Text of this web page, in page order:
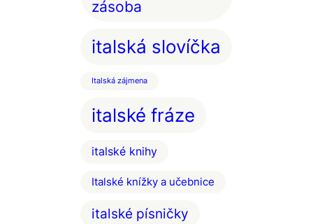
zásoba
italská slovíčka
Italská zájmena
italské fráze
italské knihy
Italské knížky a učebnice
italské písničky